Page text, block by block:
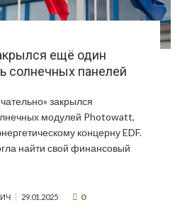
ещё один
солнечных панелей
закрылся
модулей Photowatt,
концерну EDF.
найти свой финансовый
29.01.2025 0